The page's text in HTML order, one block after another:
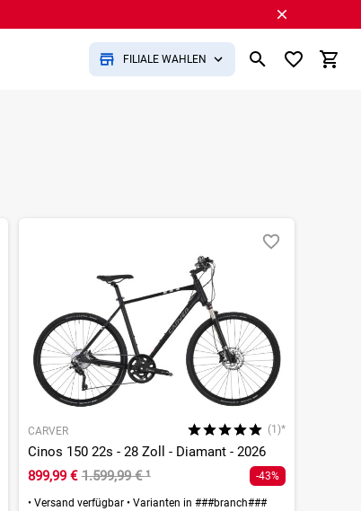
FILIALE WÄHLEN
CARVER (1)*
Cinos 150 22s - 28 Zoll - Diamant - 2026
899,99 € 1.599,99 €¹ -43%
•Versand verfügbar •Varianten in ###branch###